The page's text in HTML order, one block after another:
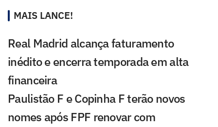
MAIS LANCE!
Real Madrid alcança faturamento
inédito e encerra temporada em alta
financeira
Paulistão F e Copinha F terão novos
nomes após FPF renovar com